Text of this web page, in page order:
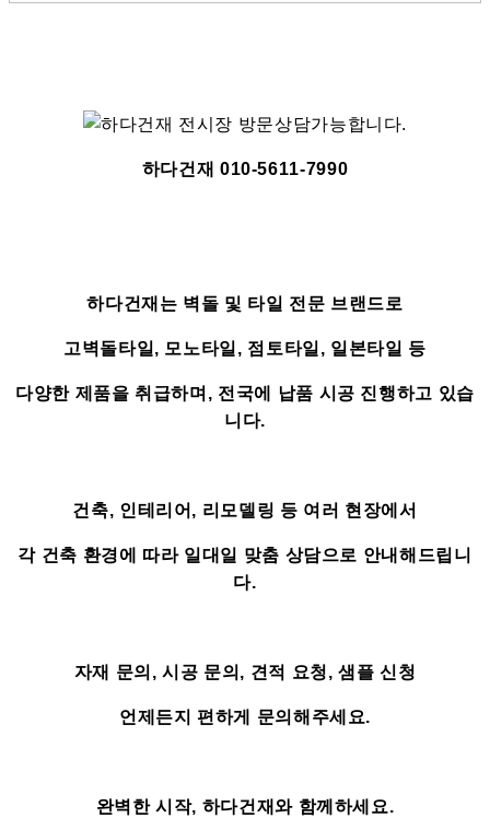
하다건재 010-5611-7990
하다건재는 벽돌 및 타일 전문 브랜드로
고벽돌타일, 모노타일, 점토타일, 일본타일 등
다양한 제품을 취급하며, 전국에 납품 시공 진행하고 있습
니다.
건축, 인테리어, 리모델링 등 여러 현장에서
각 건축 환경에 따라 일대일 맞춤 상담으로 안내해드립니
다.
자재 문의, 시공 문의, 견적 요청, 샘플 신청
언제든지 편하게 문의해주세요.
완벽한 시작, 하다건재와 함께하세요.